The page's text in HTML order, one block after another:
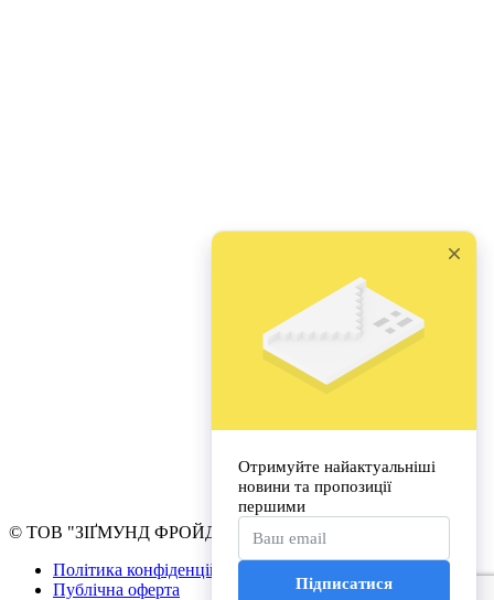
© ТОВ "ЗІҐМУНД ФРОЙД УНІВЕРСИТЕТ УКРАЇНА"
Політика конфіденційності
Публічна оферта